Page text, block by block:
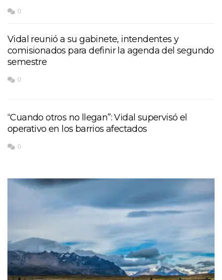
0
Vidal reunió a su gabinete, intendentes y
comisionados para definir la agenda del segundo
semestre
0
“Cuando otros no llegan”: Vidal supervisó el
operativo en los barrios afectados
0